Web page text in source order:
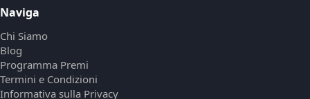
Naviga
Chi Siamo
Blog
Programma Premi
Termini e Condizioni
Informativa sulla Privacy